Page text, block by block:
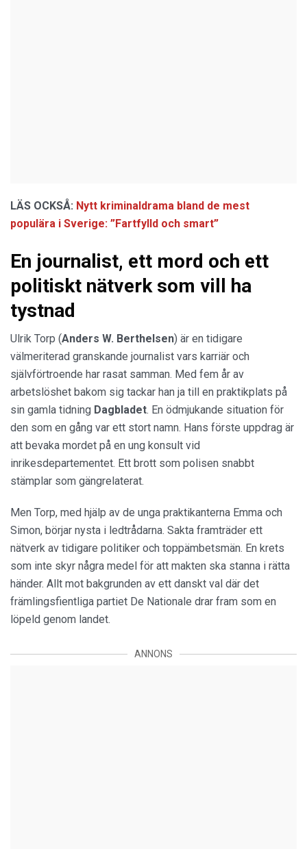
LÄS OCKSÅ: Nytt kriminaldrama bland de mest
populära i Sverige: ”Fartfylld och smart”
En journalist, ett mord och ett
politiskt nätverk som vill ha
tystnad
Ulrik Torp (Anders W. Berthelsen) är en tidigare
välmeriterad granskande journalist vars karriär och
självförtroende har rasat samman. Med fem år av
arbetslöshet bakom sig tackar han ja till en praktikplats på
sin gamla tidning Dagbladet. En ödmjukande situation för
den som en gång var ett stort namn. Hans förste uppdrag är
att bevaka mordet på en ung konsult vid
inrikesdepartementet. Ett brott som polisen snabbt
stämplar som gängrelaterat.
Men Torp, med hjälp av de unga praktikanterna Emma och
Simon, börjar nysta i ledtrådarna. Sakta framträder ett
nätverk av tidigare politiker och toppämbetsmän. En krets
som inte skyr några medel för att makten ska stanna i rätta
händer. Allt mot bakgrunden av ett danskt val där det
främlingsfientliga partiet De Nationale drar fram som en
löpeld genom landet.
ANNONS